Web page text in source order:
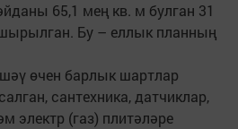
65,1 мең кв. м булган 31
Бу – еллык планның
өчен барлык шартлар
сантехника, датчиклар,
электр (газ) плитәләре